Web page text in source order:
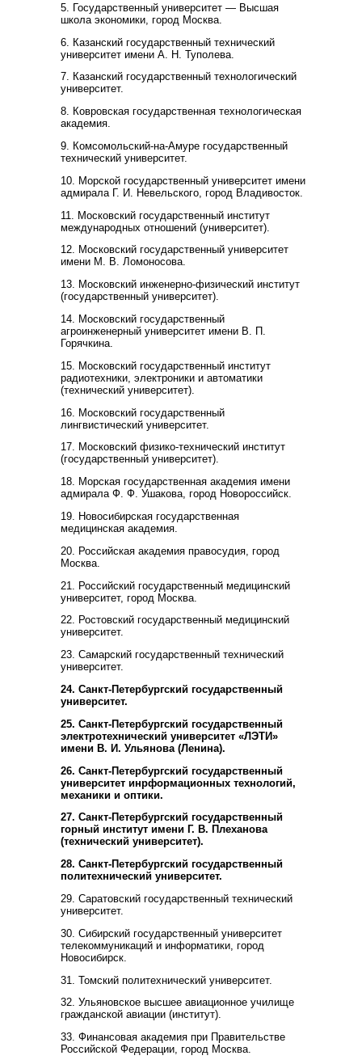
5. Государственный университет — Высшая
школа экономики, город Москва.
6. Казанский государственный технический
университет имени А. Н. Туполева.
7. Казанский государственный технологический
университет.
8. Ковровская государственная технологическая
академия.
9. Комсомольский-на-Амуре государственный
технический университет.
10. Морской государственный университет имени
адмирала Г. И. Невельского, город Владивосток.
11. Московский государственный институт
международных отношений (университет).
12. Московский государственный университет
имени М. В. Ломоносова.
13. Московский инженерно-физический институт
(государственный университет).
14. Московский государственный
агроинженерный университет имени В. П.
Горячкина.
15. Московский государственный институт
радиотехники, электроники и автоматики
(технический университет).
16. Московский государственный
лингвистический университет.
17. Московский физико-технический институт
(государственный университет).
18. Морская государственная академия имени
адмирала Ф. Ф. Ушакова, город Новороссийск.
19. Новосибирская государственная
медицинская академия.
20. Российская академия правосудия, город
Москва.
21. Российский государственный медицинский
университет, город Москва.
22. Ростовский государственный медицинский
университет.
23. Самарский государственный технический
университет.
24. Санкт-Петербургский государственный
университет.
25. Санкт-Петербургский государственный
электротехнический университет «ЛЭТИ»
имени В. И. Ульянова (Ленина).
26. Санкт-Петербургский государственный
университет инрформационных технологий,
механики и оптики.
27. Санкт-Петербургский государственный
горный институт имени Г. В. Плеханова
(технический университет).
28. Санкт-Петербургский государственный
политехнический университет.
29. Саратовский государственный технический
университет.
30. Сибирский государственный университет
телекоммуникаций и информатики, город
Новосибирск.
31. Томский политехнический университет.
32. Ульяновское высшее авиационное училище
гражданской авиации (институт).
33. Финансовая академия при Правительстве
Российской Федерации, город Москва.